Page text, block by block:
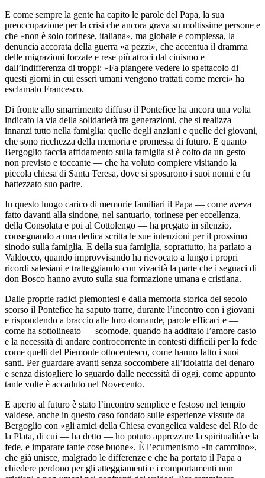
E come sempre la gente ha capito le parole del Papa, la sua
preoccupazione per la crisi che ancora grava su moltissime persone e
che «non è solo torinese, italiana», ma globale e complessa, la
denuncia accorata della guerra «a pezzi», che accentua il dramma
delle migrazioni forzate e rese più atroci dal cinismo e
dall’indifferenza di troppi: «Fa piangere vedere lo spettacolo di
questi giorni in cui esseri umani vengono trattati come merci» ha
esclamato Francesco.
Di fronte allo smarrimento diffuso il Pontefice ha ancora una volta
indicato la via della solidarietà tra generazioni, che si realizza
innanzi tutto nella famiglia: quelle degli anziani e quelle dei giovani,
che sono ricchezza della memoria e promessa di futuro. E quanto
Bergoglio faccia affidamento sulla famiglia si è colto da un gesto —
non previsto e toccante — che ha voluto compiere visitando la
piccola chiesa di Santa Teresa, dove si sposarono i suoi nonni e fu
battezzato suo padre.
In questo luogo carico di memorie familiari il Papa — come aveva
fatto davanti alla sindone, nel santuario, torinese per eccellenza,
della Consolata e poi al Cottolengo — ha pregato in silenzio,
consegnando a una dedica scritta le sue intenzioni per il prossimo
sinodo sulla famiglia. E della sua famiglia, soprattutto, ha parlato a
Valdocco, quando improvvisando ha rievocato a lungo i propri
ricordi salesiani e tratteggiando con vivacità la parte che i seguaci di
don Bosco hanno avuto sulla sua formazione umana e cristiana.
Dalle proprie radici piemontesi e dalla memoria storica del secolo
scorso il Pontefice ha saputo trarre, durante l’incontro con i giovani
e rispondendo a braccio alle loro domande, parole efficaci e —
come ha sottolineato — scomode, quando ha additato l’amore casto
e la necessità di andare controcorrente in contesti difficili per la fede
come quelli del Piemonte ottocentesco, come hanno fatto i suoi
santi. Per guardare avanti senza soccombere all’idolatria del denaro
e senza distogliere lo sguardo dalle necessità di oggi, come appunto
tante volte è accaduto nel Novecento.
E aperto al futuro è stato l’incontro semplice e festoso nel tempio
valdese, anche in questo caso fondato sulle esperienze vissute da
Bergoglio con «gli amici della Chiesa evangelica valdese del Río de
la Plata, di cui — ha detto — ho potuto apprezzare la spiritualità e la
fede, e imparare tante cose buone». È l’ecumenismo «in cammino»,
che già unisce, malgrado le differenze e che ha portato il Papa a
chiedere perdono per gli atteggiamenti e i comportamenti non